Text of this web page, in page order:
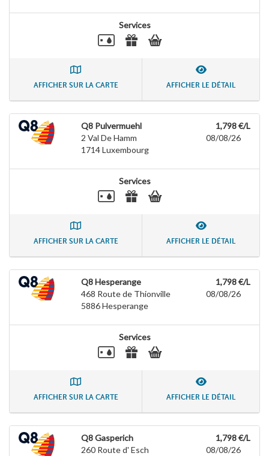
Services
AFFICHER SUR LA CARTE AFFICHER LE DÉTAIL
Q8 Pulvermuehl
2 Val De Hamm
1714Luxembourg
1,798 €/L
08/08/26
Services
AFFICHER SUR LA CARTE AFFICHER LE DÉTAIL
Q8 Hesperange
468 Route de Thionville
5886Hesperange
1,798 €/L
08/08/26
Services
AFFICHER SUR LA CARTE AFFICHER LE DÉTAIL
Q8 Gasperich
260 Route d' Esch
1,798 €/L
08/08/26